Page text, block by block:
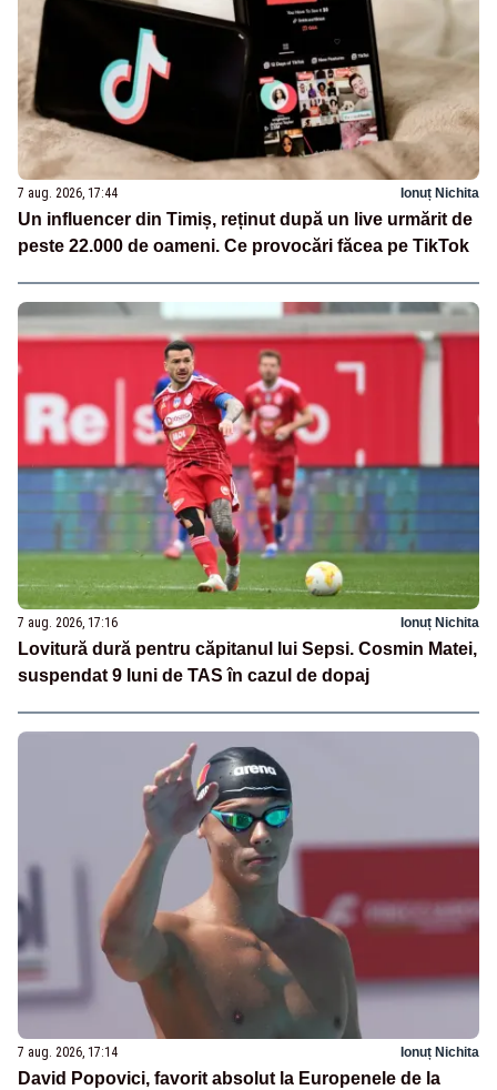
7 aug. 2026, 17:44 Ionuț Nichita
Un influencer din Timiș, reținut după un live urmărit de
peste 22.000 de oameni. Ce provocări făcea pe TikTok
7 aug. 2026, 17:16 Ionuț Nichita
Lovitură dură pentru căpitanul lui Sepsi. Cosmin Matei,
suspendat 9 luni de TAS în cazul de dopaj
7 aug. 2026, 17:14 Ionuț Nichita
David Popovici, favorit absolut la Europenele de la